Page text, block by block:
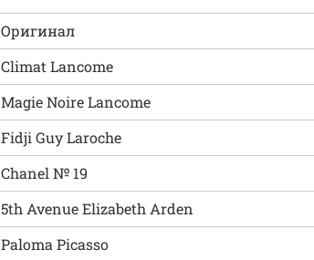
Оригинал
Climat Lancome
Magie Noire Lancome
Fidji Guy Laroche
Chanel № 19
5th Avenue Elizabeth Arden
Paloma Picasso